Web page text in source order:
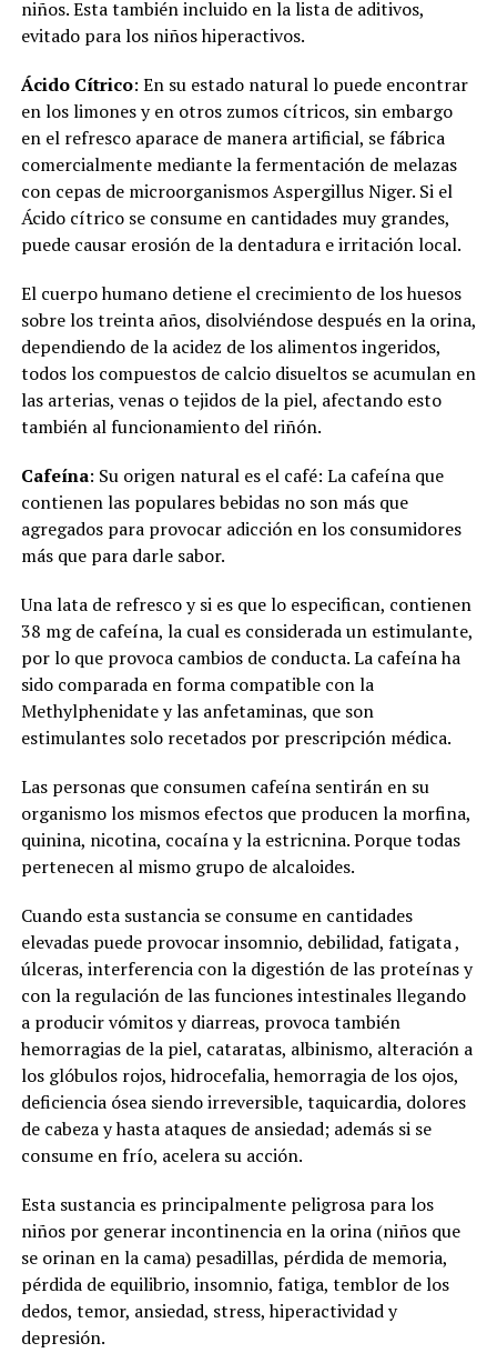
niños. Esta también incluido en la lista de aditivos,
evitado para los niños hiperactivos.
Ácido Cítrico: En su estado natural lo puede encontrar
en los limones y en otros zumos cítricos, sin embargo
en el refresco aparace de manera artificial, se fábrica
comercialmente mediante la fermentación de melazas
con cepas de microorganismos Aspergillus Niger. Si el
Ácido cítrico se consume en cantidades muy grandes,
puede causar erosión de la dentadura e irritación local.
El cuerpo humano detiene el crecimiento de los huesos
sobre los treinta años, disolviéndose después en la orina,
dependiendo de la acidez de los alimentos ingeridos,
todos los compuestos de calcio disueltos se acumulan en
las arterias, venas o tejidos de la piel, afectando esto
también al funcionamiento del riñón.
Cafeína: Su origen natural es el café: La cafeína que
contienen las populares bebidas no son más que
agregados para provocar adicción en los consumidores
más que para darle sabor.
Una lata de refresco y si es que lo especifican, contienen
38 mg de cafeína, la cual es considerada un estimulante,
por lo que provoca cambios de conducta. La cafeína ha
sido comparada en forma compatible con la
Methylphenidate y las anfetaminas, que son
estimulantes solo recetados por prescripción médica.
Las personas que consumen cafeína sentirán en su
organismo los mismos efectos que producen la morfina,
quinina, nicotina, cocaína y la estricnina. Porque todas
pertenecen al mismo grupo de alcaloides.
Cuando esta sustancia se consume en cantidades
elevadas puede provocar insomnio, debilidad, fatigata ,
úlceras, interferencia con la digestión de las proteínas y
con la regulación de las funciones intestinales llegando
a producir vómitos y diarreas, provoca también
hemorragias de la piel, cataratas, albinismo, alteración a
los glóbulos rojos, hidrocefalia, hemorragia de los ojos,
deficiencia ósea siendo irreversible, taquicardia, dolores
de cabeza y hasta ataques de ansiedad; además si se
consume en frío, acelera su acción.
Esta sustancia es principalmente peligrosa para los
niños por generar incontinencia en la orina (niños que
se orinan en la cama) pesadillas, pérdida de memoria,
pérdida de equilibrio, insomnio, fatiga, temblor de los
dedos, temor, ansiedad, stress, hiperactividad y
depresión.